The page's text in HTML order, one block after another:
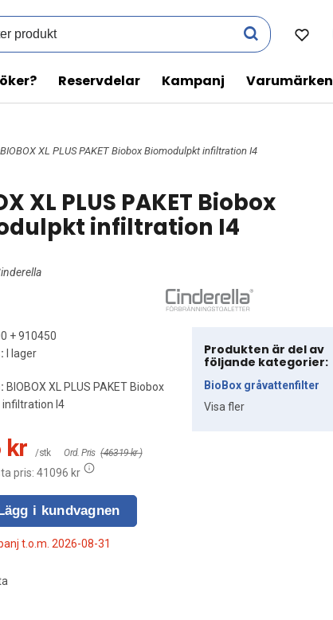
Reservdelar Kampanj Varumärken
XL PLUS PAKET Biobox Biomodulpkt infiltration I4
XL PLUS PAKET Biobox
infiltration I4
+ 910450
I lager
BIOBOX XL PLUS PAKET Biobox
I4
kr /stk Ord. Pris (46319 kr )
pris: 41096 kr
Lägg i kundvagnen
t.o.m. 2026-08-31
Produkten är del av
följande kategorier:
BioBox gråvattenfilter
Visa fler